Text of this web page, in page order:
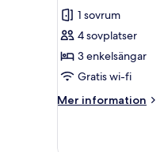
1 sovrum
4 sovplatser
3 enkelsängar
Gratis wi-fi
Mer information
Mer